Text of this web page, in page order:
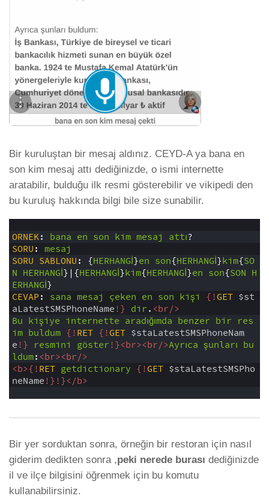
Bir kuruluştan bir mesaj aldınız. CEYD-A ya bana en
son kim mesaj attı dediğinizde, o ismi internette
aratabilir, bulduğu ilk resmi gösterebilir ve vikipedi den
bu kuruluş hakkında bilgi bile size sunabilir.
ORNEK: bana en son kim mesaj attı?
SORU: mesaj
SORU SABLONU: {HERHANGİ}en son{HERHANGİ}kim{SO
N HERHANGİ}|{HERHANGİ}kim{HERHANGİ}en son{SON H
ERHANGİ}
CEVAP: sana mesaj çeken en son kişi {!GET $st
aLatestSMSPhoneName!} dir. <br/>
Bu kişiye internette aradığımda benzer bir res
im buldum {!RET {!GET $staLatestSMSPhoneNam
e!} resmini göster!}<br><br/>Ayrıca şunları bu
ldum: <br><br/>
<b>{!RET getdictionary {!GET $staLatestSMSPho
neName!}!}</b>
Bir yer sorduktan sonra, örneğin bir restoran için nasıl
giderim dedikten sonra ,peki nerede burası dediğinizde
il ve ilçe bilgisini öğrenmek için bu komutu
kullanabilirsiniz.